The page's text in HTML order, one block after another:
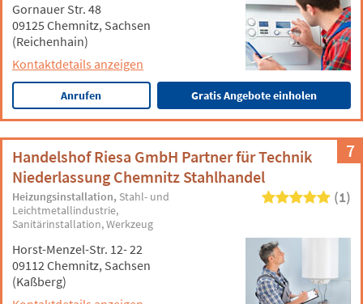
Gornauer Str. 48
09125 Chemnitz, Sachsen
(Reichenhain)
Kontaktdetails anzeigen
Anrufen Gratis Angebote einholen
7
Handelshof Riesa GmbH Partner für Technik
Niederlassung Chemnitz Stahlhandel
Heizungsinstallation Stahl- und
Leichtmetallindustrie
Sanitärinstallation Werkzeug
(1)
Horst-Menzel-Str. 12- 22
09112 Chemnitz, Sachsen
(Kaßberg)